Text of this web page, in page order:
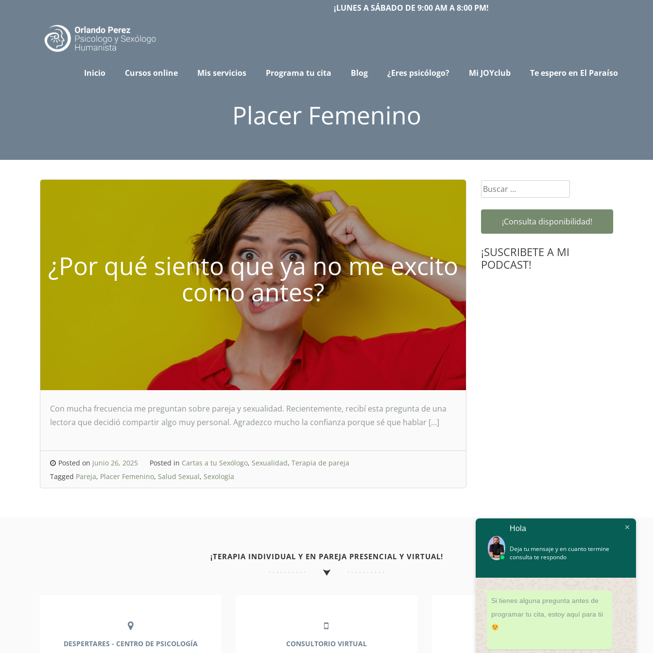
¡LUNES A SÁBADO DE 9:00 AM A 8:00 PM!
Inicio Cursos online Mis servicios Programa tu cita Blog ¿Eres psicólogo? Mi JOYclub Te espero en El Paraíso
Placer Femenino
¿Por qué siento que ya no me excito
como antes?
Con mucha frecuencia me preguntan sobre pareja y sexualidad. Recientemente, recibí esta pregunta de una
lectora que decidió compartir algo muy personal. Agradezco mucho la confianza porque sé que hablar […]
Posted on junio 26, 2025 Posted in Cartas a tu Sexólogo, Sexualidad, Terapia de pareja
Tagged Pareja, Placer Femenino, Salud Sexual, Sexología
Buscar:
¡Consulta disponibilidad!
¡SUSCRIBETE A MI
PODCAST!
¡TERAPIA INDIVIDUAL Y EN PAREJA PRESENCIAL Y VIRTUAL!
DESPERTARES - CENTRO DE PSICOLOGÍA
CONSULTORIO VIRTUAL
Hola
Deja tu mensaje y en cuanto termine
consulta te respondo
Si tienes alguna pregunta antes de
programar tu cita, estoy aquí para tii